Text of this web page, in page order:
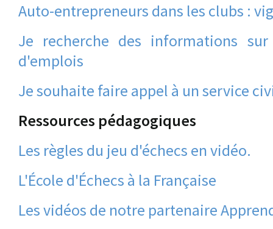
Auto-entrepreneurs dans les clubs :
Je recherche des informations
d'emplois
Je souhaite faire appel à un service
Ressources pédagogiques
Les règles du jeu d'échecs en vidéo.
L'École d'Échecs à la Française
Les vidéos de notre partenaire